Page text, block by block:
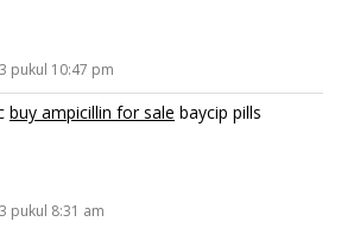
pukul 10:47 pm
buy ampicillin for sale baycip pills
pukul 8:31 am